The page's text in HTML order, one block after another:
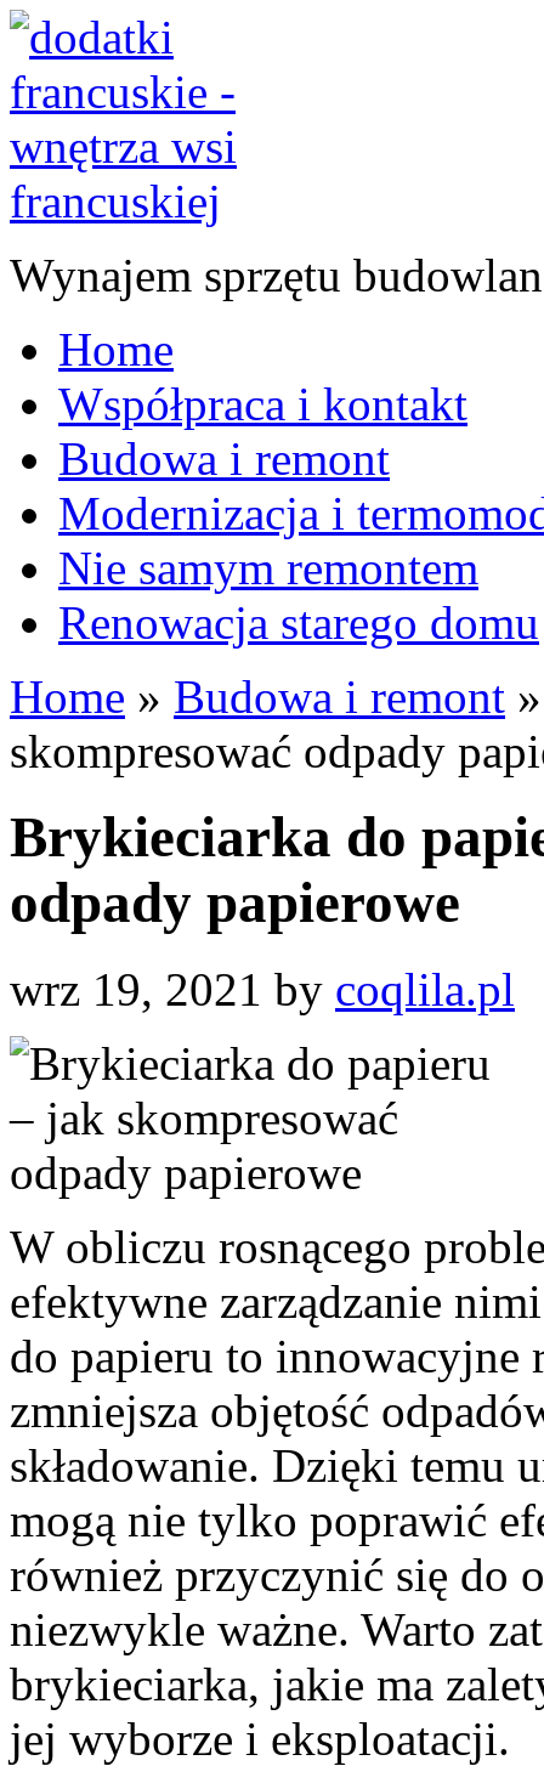
Wynajem sprzętu
Home
Współpraca i kontakt
Budowa i remont
Modernizacja i
Nie samym remontem
Renowacja starego domu
Home » Budowa i remont »
skompresować odpady
Brykieciarka do
odpady papierowe
wrz 19, 2021 by coqlila.pl
W obliczu rosnącego
efektywne zarządzanie
do papieru to
zmniejsza objętość
składowanie. Dzięki temu
mogą nie tylko poprawić
również przyczynić się do
niezwykle ważne. Warto
brykieciarka, jakie ma
jej wyborze i eksploatacji.